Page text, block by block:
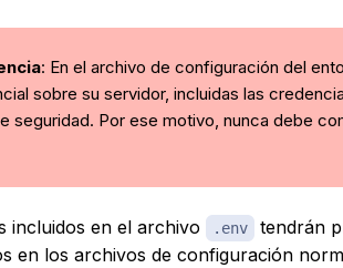
: En el archivo de configuración del
sobre su servidor, incluidas las
seguridad. Por ese motivo, nunca debe
incluidos en el archivo .env
tendrán
en los archivos de configuración